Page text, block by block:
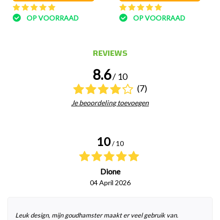
OP VOORRAAD OP VOORRAAD
REVIEWS
8.6/ 10
(7)
Je beoordeling toevoegen
10 / 10
Dione
04 April 2026
Leuk design, mijn goudhamster maakt er veel gebruik van.